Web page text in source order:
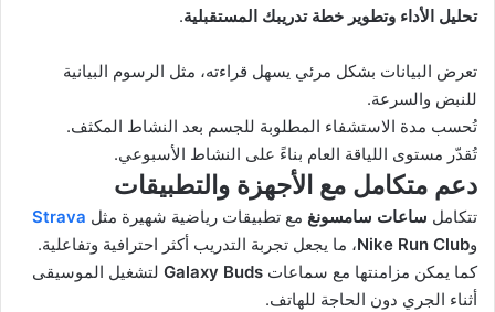
تحليل الأداء وتطوير خطة تدريبك المستقبلية.
تعرض البيانات بشكل مرئي يسهل قراءته، مثل الرسوم البيانية
للنبض والسرعة.
تُحسب مدة الاستشفاء المطلوبة للجسم بعد النشاط المكثف.
تُقدّر مستوى اللياقة العام بناءً على النشاط الأسبوعي.
دعم متكامل مع الأجهزة والتطبيقات
تتكامل ساعات سامسونغ مع تطبيقات رياضية شهيرة مثل Strava
وNike Run Club، ما يجعل تجربة التدريب أكثر احترافية وتفاعلية.
كما يمكن مزامنتها مع سماعات Galaxy Buds لتشغيل الموسيقى
أثناء الجري دون الحاجة للهاتف.